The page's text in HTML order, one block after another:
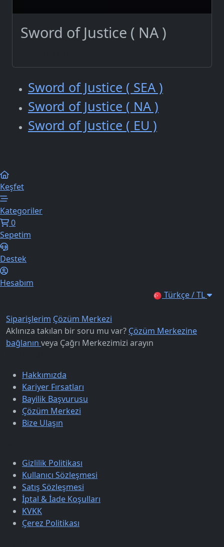
Sword of Justice ( NA )
Sword of Justice ( SEA )
Sword of Justice ( NA )
Sword of Justice ( EU )
Keşfet
Kategoriler
0
Sepetim
Destek
Hesabım
Türkçe / TL
Siparişlerim Çözüm Merkezi
Aklınıza takılan bir soru mu var? Çözüm Merkezine
bağlanın veya Çağrı Merkezimizi arayın
Hakkımızda
Kariyer Fırsatları
Bayilik Başvurusu
Çözüm Merkezi
Bize Ulaşın
Gizlilik Politikası
Kullanıcı Sözleşmesi
Satış Sözleşmesi
İptal & İade Koşulları
KVKK
Çerez Politikası